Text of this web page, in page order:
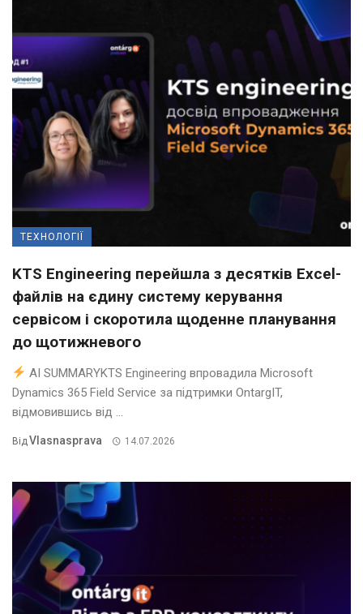
ТЕХНОЛОГІЇ
KTS Engineering перейшла з десятків Excel-
файлів на єдину систему керування
сервісом і скоротила щоденне планування
до щотижневого
AI SUMMARYKTS Engineering впровадила Microsoft
Dynamics 365 Field Service за підтримки OntargIT,
відмовившись від ...
ВідVlasnasprava 14.07.2026